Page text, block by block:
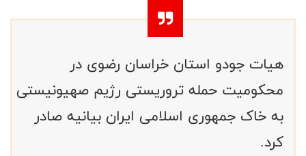
هیات جودو استان خراسان رضوی در
محکومیت حمله تروریستی رژیم صهیونیستی
به خاک جمهوری اسلامی ایران بیانیه صادر
کرد.